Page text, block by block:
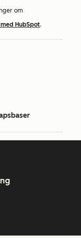
om
HubSpot.